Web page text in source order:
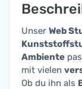
Unser Web
Ambiente
mit vielen
Ob du ihn als